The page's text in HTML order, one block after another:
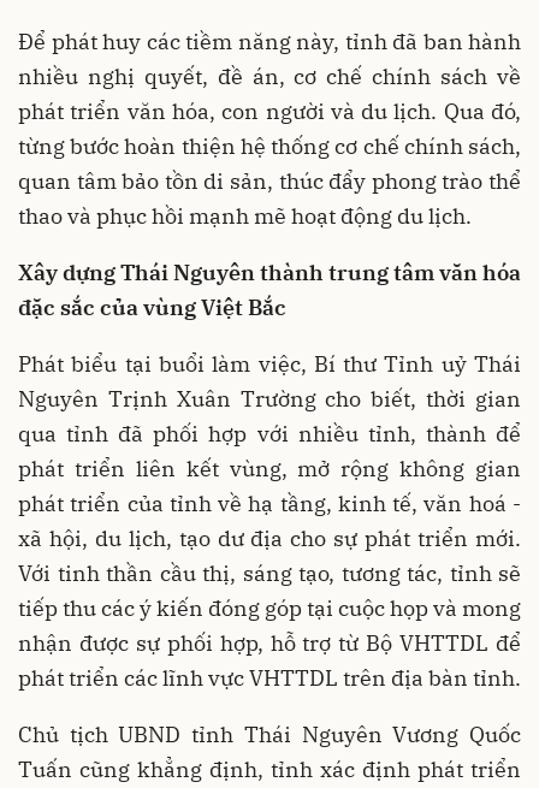
Để phát huy các tiềm năng này, tỉnh đã ban hành
nhiều nghị quyết, đề án, cơ chế chính sách về
phát triển văn hóa, con người và du lịch. Qua đó,
từng bước hoàn thiện hệ thống cơ chế chính sách,
quan tâm bảo tồn di sản, thúc đẩy phong trào thể
thao và phục hồi mạnh mẽ hoạt động du lịch.
Xây dựng Thái Nguyên thành trung tâm văn hóa
đặc sắc của vùng Việt Bắc
Phát biểu tại buổi làm việc, Bí thư Tỉnh uỷ Thái
Nguyên Trịnh Xuân Trường cho biết, thời gian
qua tỉnh đã phối hợp với nhiều tỉnh, thành để
phát triển liên kết vùng, mở rộng không gian
phát triển của tỉnh về hạ tầng, kinh tế, văn hoá -
xã hội, du lịch, tạo dư địa cho sự phát triển mới.
Với tinh thần cầu thị, sáng tạo, tương tác, tỉnh sẽ
tiếp thu các ý kiến đóng góp tại cuộc họp và mong
nhận được sự phối hợp, hỗ trợ từ Bộ VHTTDL để
phát triển các lĩnh vực VHTTDL trên địa bàn tỉnh.
Chủ tịch UBND tỉnh Thái Nguyên Vương Quốc
Tuấn cũng khẳng định, tỉnh xác định phát triển